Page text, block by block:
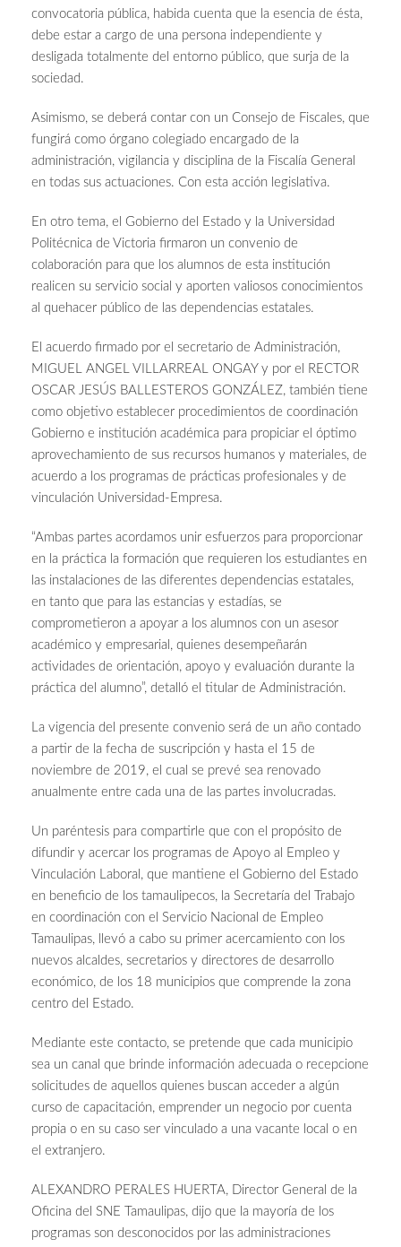
convocatoria pública, habida cuenta que la esencia de ésta,
debe estar a cargo de una persona independiente y
desligada totalmente del entorno público, que surja de la
sociedad.
Asimismo, se deberá contar con un Consejo de Fiscales, que
fungirá como órgano colegiado encargado de la
administración, vigilancia y disciplina de la Fiscalía General
en todas sus actuaciones. Con esta acción legislativa.
En otro tema, el Gobierno del Estado y la Universidad
Politécnica de Victoria firmaron un convenio de
colaboración para que los alumnos de esta institución
realicen su servicio social y aporten valiosos conocimientos
al quehacer público de las dependencias estatales.
El acuerdo firmado por el secretario de Administración,
MIGUEL ANGEL VILLARREAL ONGAY y por el RECTOR
OSCAR JESÚS BALLESTEROS GONZÁLEZ, también tiene
como objetivo establecer procedimientos de coordinación
Gobierno e institución académica para propiciar el óptimo
aprovechamiento de sus recursos humanos y materiales, de
acuerdo a los programas de prácticas profesionales y de
vinculación Universidad-Empresa.
“Ambas partes acordamos unir esfuerzos para proporcionar
en la práctica la formación que requieren los estudiantes en
las instalaciones de las diferentes dependencias estatales,
en tanto que para las estancias y estadías, se
comprometieron a apoyar a los alumnos con un asesor
académico y empresarial, quienes desempeñarán
actividades de orientación, apoyo y evaluación durante la
práctica del alumno”, detalló el titular de Administración.
La vigencia del presente convenio será de un año contado
a partir de la fecha de suscripción y hasta el 15 de
noviembre de 2019, el cual se prevé sea renovado
anualmente entre cada una de las partes involucradas.
Un paréntesis para compartirle que con el propósito de
difundir y acercar los programas de Apoyo al Empleo y
Vinculación Laboral, que mantiene el Gobierno del Estado
en beneficio de los tamaulipecos, la Secretaría del Trabajo
en coordinación con el Servicio Nacional de Empleo
Tamaulipas, llevó a cabo su primer acercamiento con los
nuevos alcaldes, secretarios y directores de desarrollo
económico, de los 18 municipios que comprende la zona
centro del Estado.
Mediante este contacto, se pretende que cada municipio
sea un canal que brinde información adecuada o recepcione
solicitudes de aquellos quienes buscan acceder a algún
curso de capacitación, emprender un negocio por cuenta
propia o en su caso ser vinculado a una vacante local o en
el extranjero.
ALEXANDRO PERALES HUERTA, Director General de la
Oficina del SNE Tamaulipas, dijo que la mayoría de los
programas son desconocidos por las administraciones